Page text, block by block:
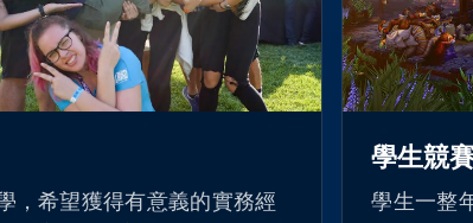
，希望獲得有意義的實務經
學生競
學生一整